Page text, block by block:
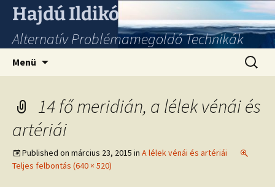
Hajdú Ildikó
Alternatív Problémamegoldó Technikák
Menü
14 fő meridián, a lélek vénái és
artériái
Published on március 23, 2015 in A lélek vénái és artériái
Teljes felbontás (640 × 520)